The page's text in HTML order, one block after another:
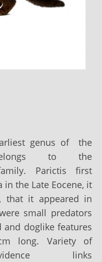
genus of the
to the
Parictis first
the Late Eocene, it
that it appeared in
small predators
doglike features
long. Variety of
links